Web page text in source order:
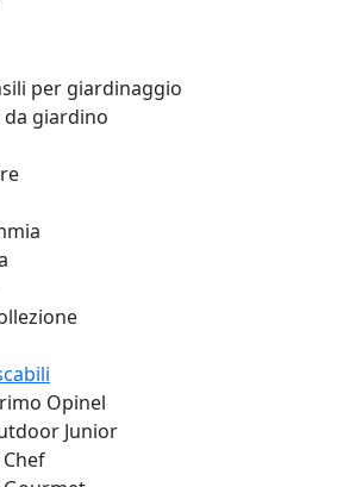
per giardinaggio
da giardino
Opinel
Junior